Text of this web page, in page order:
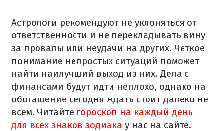
Астрологи рекомендуют не уклоняться от
ответственности и не перекладывать вину
за провалы или неудачи на других. Четкое
понимание непростых ситуаций поможет
найти наилучший выход из них. Дела с
финансами будут идти неплохо, однако на
обогащение сегодня ждать стоит далеко не
всем. Читайте гороскоп на каждый день
для всех знаков зодиака у нас на сайте.